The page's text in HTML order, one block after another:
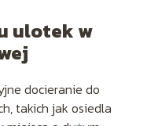
ulotek w
docieranie do
takich jak osiedla